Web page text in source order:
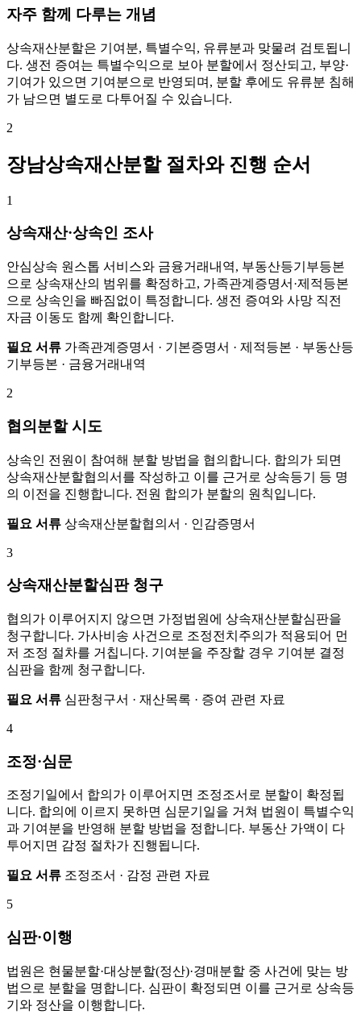
자주 함께 다루는 개념
상속재산분할은 기여분, 특별수익, 유류분과 맞물려 검토됩니
다. 생전 증여는 특별수익으로 보아 분할에서 정산되고, 부양·
기여가 있으면 기여분으로 반영되며, 분할 후에도 유류분 침해
가 남으면 별도로 다투어질 수 있습니다.
2
장남상속재산분할 절차와 진행 순서
1
상속재산·상속인 조사
안심상속 원스톱 서비스와 금융거래내역, 부동산등기부등본
으로 상속재산의 범위를 확정하고, 가족관계증명서·제적등본
으로 상속인을 빠짐없이 특정합니다. 생전 증여와 사망 직전
자금 이동도 함께 확인합니다.
필요 서류 가족관계증명서 · 기본증명서 · 제적등본 · 부동산등
기부등본 · 금융거래내역
2
협의분할 시도
상속인 전원이 참여해 분할 방법을 협의합니다. 합의가 되면
상속재산분할협의서를 작성하고 이를 근거로 상속등기 등 명
의 이전을 진행합니다. 전원 합의가 분할의 원칙입니다.
필요 서류 상속재산분할협의서 · 인감증명서
3
상속재산분할심판 청구
협의가 이루어지지 않으면 가정법원에 상속재산분할심판을
청구합니다. 가사비송 사건으로 조정전치주의가 적용되어 먼
저 조정 절차를 거칩니다. 기여분을 주장할 경우 기여분 결정
심판을 함께 청구합니다.
필요 서류 심판청구서 · 재산목록 · 증여 관련 자료
4
조정·심문
조정기일에서 합의가 이루어지면 조정조서로 분할이 확정됩
니다. 합의에 이르지 못하면 심문기일을 거쳐 법원이 특별수익
과 기여분을 반영해 분할 방법을 정합니다. 부동산 가액이 다
투어지면 감정 절차가 진행됩니다.
필요 서류 조정조서 · 감정 관련 자료
5
심판·이행
법원은 현물분할·대상분할(정산)·경매분할 중 사건에 맞는 방
법으로 분할을 명합니다. 심판이 확정되면 이를 근거로 상속등
기와 정산을 이행합니다.